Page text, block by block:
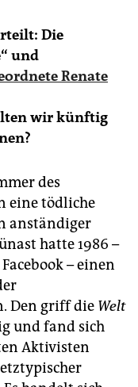
Die
und
Renate
wir künftig
des
eine tödliche
anständiger
hatte 1986 –
– ­einen
Den griff die Welt
und fand sich
Aktivisten